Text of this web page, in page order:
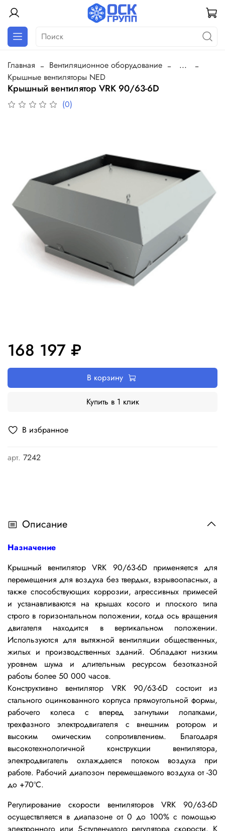
Главная Вентиляционное оборудование
...
Крышные вентиляторы NED
Крышный вентилятор VRK 90/63-6D
(0)
В избранное
арт. 7242
168 197 ₽
В корзину
Купить в 1 клик
Описание
Назначение
Крышный вентилятор VRK 90/63-6D применяется для
перемещения для воздуха без твердых, взрывоопасных, а
также способствующих коррозии, агрессивных примесей
и устанавливаются на крышах косого и плоского типа
строго в горизонтальном положении, когда ось вращения
двигателя находится в вертикальном положении.
Используются для вытяжной вентиляции общественных,
жилых и производственных зданий. Обладают низким
уровнем шума и длительным ресурсом безотказной
работы более 50 000 часов.
Конструктивно вентилятор VRK90/63-6D состоит из
стального оцинкованного корпуса прямоугольной формы,
рабочего колеса с вперед загнутыми лопатками,
трехфазного электродвигателя с внешним ротором и
высоким омическим сопротивлением. Благодаря
высокотехнологичной конструкции вентилятора,
электродвигатель охлаждается потоком воздуха при
работе. Рабочий диапозон перемещаемого воздуха от -30
до +70ºС.
Регулирование скорости вентиляторов VRK 90/63-6D
осуществляется в диапазоне от 0 до 100% с помощью